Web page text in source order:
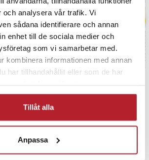
och analysera vår trafik. Vi
sådana identifierare och annan
enhet till de sociala medier och
som vi samarbetar med.
kombinera informationen med annan
har tillhandahållit eller som de har
Tillåt alla
Anpassa
UTFÖRSÄLJNING